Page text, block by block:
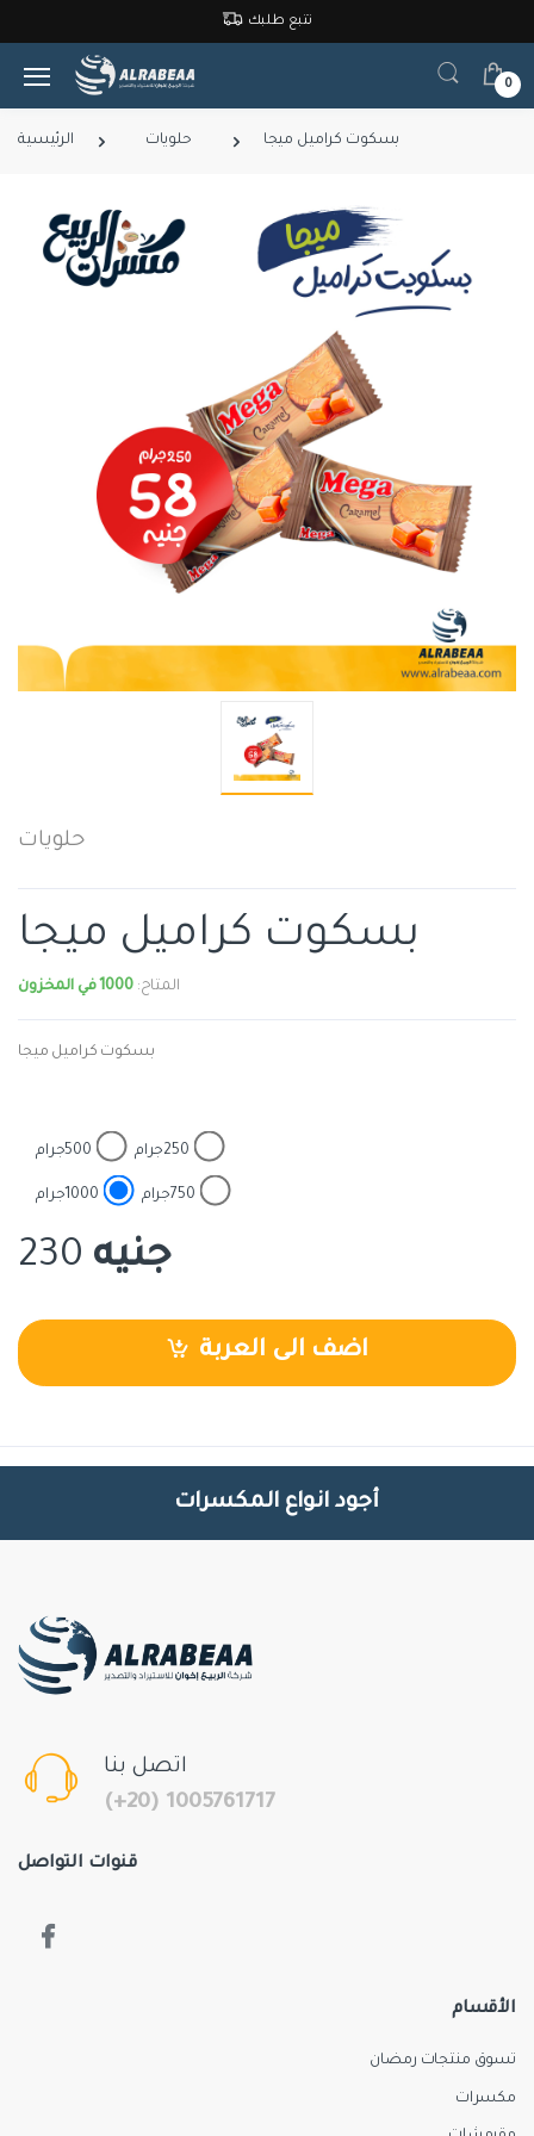
تتبع طلبك
0
الرئيسية حلويات بسكوت كراميل ميجا
حلويات
بسكوت كراميل ميجا
المتاح:1000 في المخزون
بسكوت كراميل ميجا
250جرام 500جرام
750جرام 1000جرام
جنيه
اضف الى العربة
أجود انواع المكسرات
اتصل بنا
(+20) 1005761717
قنوات التواصل
الأقسام
تسوق منتجات رمضان
مكسرات